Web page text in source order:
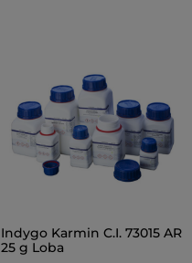
Indygo Karmin C.I. 73015 AR
25 g Loba